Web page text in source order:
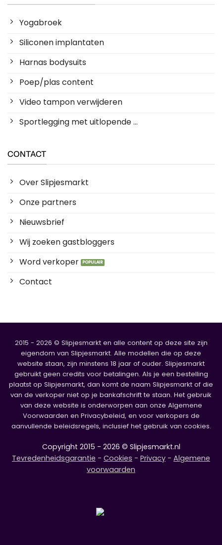
Yogabroek
Siliconen implantaten
Harnas bodysuits
Poep/plas content
Video tampon verwijderen
Sportlegging met uitlopende ...
CONTACT
Over Slipjesmarkt
Onze partners
Nieuwsbrief
Wij zoeken gastbloggers
Word verkoper
Contact
2015 - 2026 © Slipjesmarkt en alle content op deze site zijn
eigendom van Slipjesmarkt. Alle modellen die op deze
website staan, zijn minstens 18 jaar of ouder. Slipjesmarkt
gebruikt geen credits voor betalingen. Als je een bestelling
plaatst op Slipjesmarkt, dan komt de naam Slipjesmarkt of die
van de verkoper niet op je bankafschrift te staan. Het gebruik
van deze website is onderworpen aan onze Algemene
Voorwaarden en Privacybeleid, en voor verkopers de
aanvullende beleidsregels, inclusief het gebruik van cookies.
Copyright 2015 - 2026 © Slipjesmarkt.nl
Tevredenheidsgarantie - Cookies - Privacy - Algemene
voorwaarden